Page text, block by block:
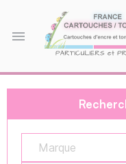
menu
Marque